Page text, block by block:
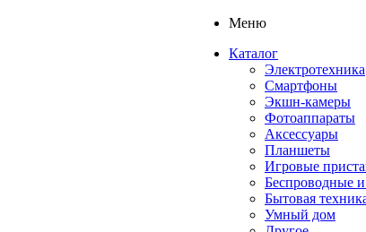
Меню
Каталог
Электротехника
Смартфоны
Экшн-камеры
Фотоаппараты
Аксессуары
Планшеты
Игровые
Беспроводные
Бытовая
Умный дом